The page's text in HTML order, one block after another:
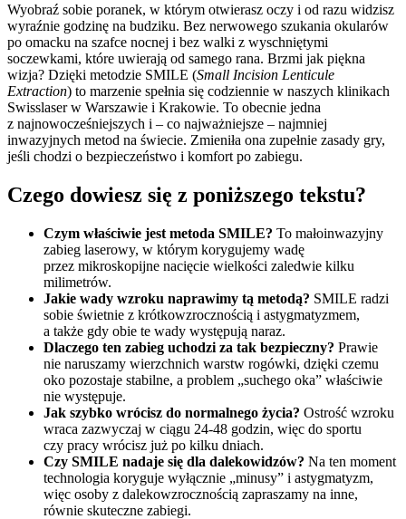
Wyobraź sobie poranek, w którym otwierasz oczy i od razu widzisz
wyraźnie godzinę na budziku. Bez nerwowego szukania okularów
po omacku na szafce nocnej i bez walki z wyschniętymi
soczewkami, które uwierają od samego rana. Brzmi jak piękna
wizja? Dzięki metodzie SMILE (Small Incision Lenticule
Extraction) to marzenie spełnia się codziennie w naszych klinikach
Swisslaser w Warszawie i Krakowie. To obecnie jedna
z najnowocześniejszych i – co najważniejsze – najmniej
inwazyjnych metod na świecie. Zmieniła ona zupełnie zasady gry,
jeśli chodzi o bezpieczeństwo i komfort po zabiegu.
Czego dowiesz się z poniższego tekstu?
Czym właściwie jest metoda SMILE? To małoinwazyjny
zabieg laserowy, w którym korygujemy wadę
przez mikroskopijne nacięcie wielkości zaledwie kilku
milimetrów.
Jakie wady wzroku naprawimy tą metodą? SMILE radzi
sobie świetnie z krótkowzrocznością i astygmatyzmem,
a także gdy obie te wady występują naraz.
Dlaczego ten zabieg uchodzi za tak bezpieczny? Prawie
nie naruszamy wierzchnich warstw rogówki, dzięki czemu
oko pozostaje stabilne, a problem „suchego oka” właściwie
nie występuje.
Jak szybko wrócisz do normalnego życia? Ostrość wzroku
wraca zazwyczaj w ciągu 24-48 godzin, więc do sportu
czy pracy wrócisz już po kilku dniach.
Czy SMILE nadaje się dla dalekowidzów? Na ten moment
technologia koryguje wyłącznie „minusy” i astygmatyzm,
więc osoby z dalekowzrocznością zapraszamy na inne,
równie skuteczne zabiegi.